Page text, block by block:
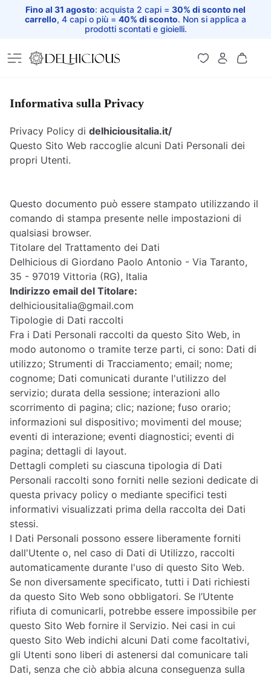
Fino al 31 agosto: acquista 2 capi = 30% di sconto nel
carrello, 4 capi o più = 40% di sconto. Non si applica a
prodotti scontati e gioielli.
Home
Informativa sulla Privacy
Privacy Policy di delhiciousitalia.it/
Questo Sito Web raccoglie alcuni Dati Personali dei
propri Utenti.
Questo documento può essere stampato utilizzando il
comando di stampa presente nelle impostazioni di
qualsiasi browser.
Titolare del Trattamento dei Dati
Delhicious di Giordano Paolo Antonio - Via Taranto,
35 - 97019 Vittoria (RG), Italia
Indirizzo email del Titolare:
delhiciousitalia@gmail.com
Tipologie di Dati raccolti
Fra i Dati Personali raccolti da questo Sito Web, in
modo autonomo o tramite terze parti, ci sono: Dati di
utilizzo; Strumenti di Tracciamento; email; nome;
cognome; Dati comunicati durante l'utilizzo del
servizio; durata della sessione; interazioni allo
scorrimento di pagina; clic; nazione; fuso orario;
informazioni sul dispositivo; movimenti del mouse;
eventi di interazione; eventi diagnostici; eventi di
pagina; dettagli di layout.
Dettagli completi su ciascuna tipologia di Dati
Personali raccolti sono forniti nelle sezioni dedicate di
questa privacy policy o mediante specifici testi
informativi visualizzati prima della raccolta dei Dati
stessi.
I Dati Personali possono essere liberamente forniti
dall'Utente o, nel caso di Dati di Utilizzo, raccolti
automaticamente durante l'uso di questo Sito Web.
Se non diversamente specificato, tutti i Dati richiesti
da questo Sito Web sono obbligatori. Se l’Utente
rifiuta di comunicarli, potrebbe essere impossibile per
questo Sito Web fornire il Servizio. Nei casi in cui
questo Sito Web indichi alcuni Dati come facoltativi,
gli Utenti sono liberi di astenersi dal comunicare tali
Dati, senza che ciò abbia alcuna conseguenza sulla